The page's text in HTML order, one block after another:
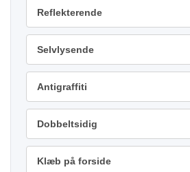
Reflekterende
Selvlysende
Antigraffiti
Dobbeltsidig
Klæb på forside